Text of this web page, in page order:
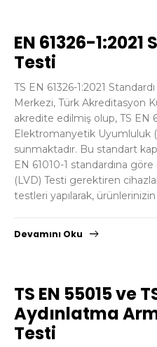
EN 61326-1:2021
Testi
TS EN 61326-1:2021
Merkezi, Türk Akreditasyon
akredite edilmiş olup, TS EN
Elektromanyetik Uyumluluk
sunmaktadır. Bu standart
EN 61010-1 standardına
(LVD) Testi gerektiren
testleri yapılarak,
Devamını Oku
TS EN 55015 ve
Aydınlatma
Testi